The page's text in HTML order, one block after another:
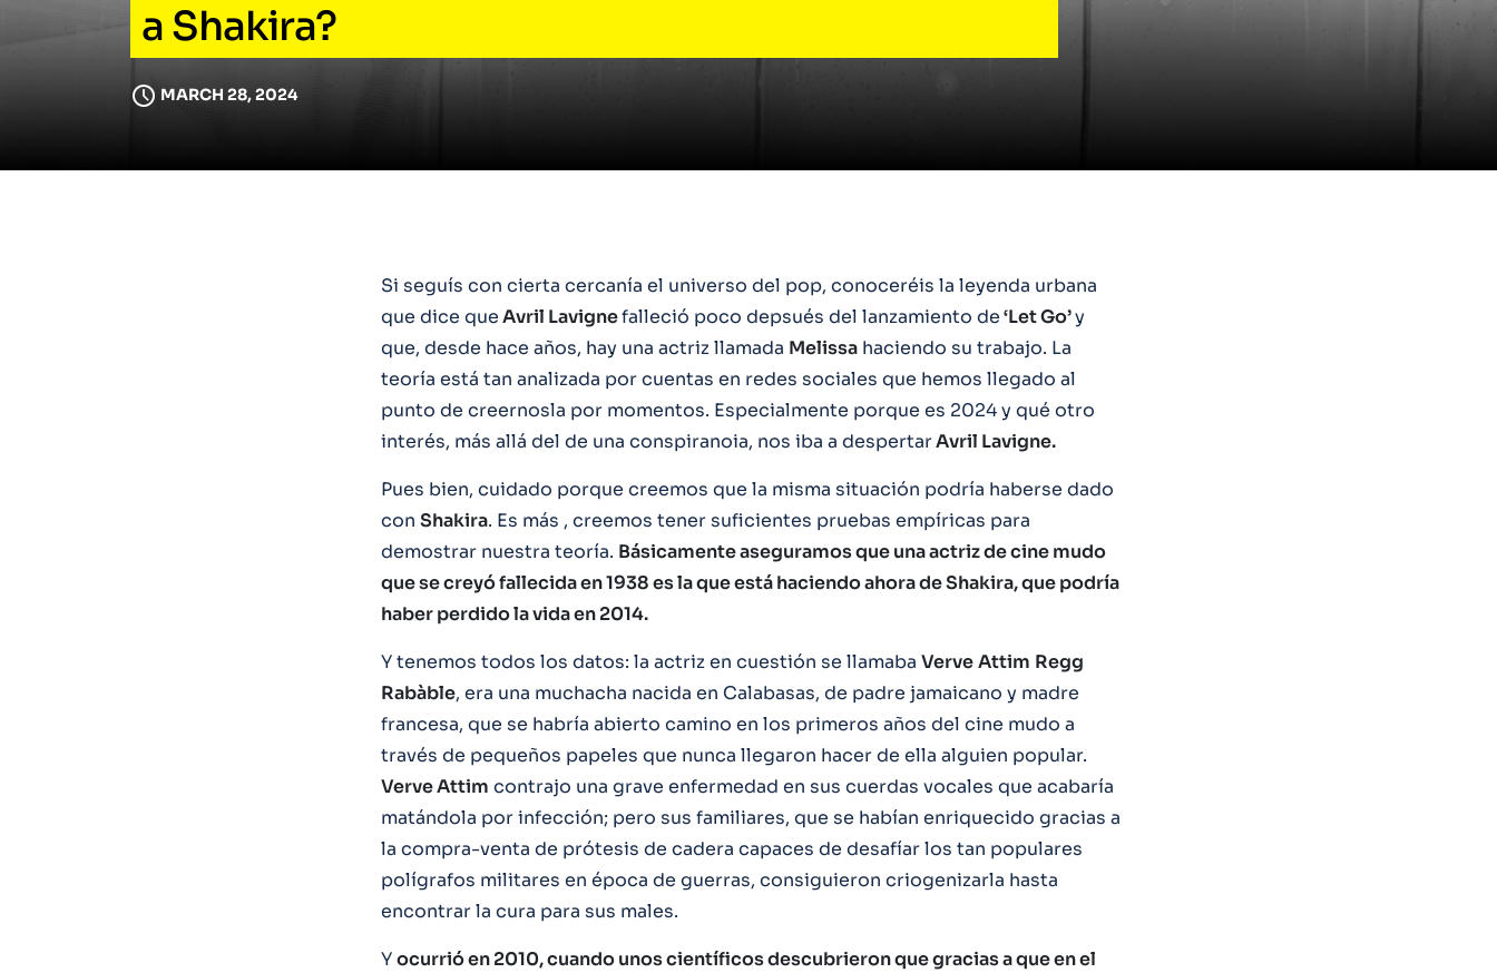
a Shakira?
MARCH 28, 2024
Si seguís con cierta cercanía el universo del pop, conoceréis la leyenda urbana
que dice queAvril Lavignefalleció poco depsués del lanzamiento de‘Let Go’y
que, desde hace años, hay una actriz llamada Melissa haciendo su trabajo. La
teoría está tan analizada por cuentas en redes sociales que hemos llegado al
punto de creernosla por momentos. Especialmente porque es 2024 y qué otro
interés, más allá del de una conspiranoia, nos iba a despertarAvril Lavigne.
Pues bien, cuidado porque creemos que la misma situación podría haberse dado
con Shakira. Es más , creemos tener suficientes pruebas empíricas para
demostrar nuestra teoría. Básicamente aseguramos que una actriz de cine mudo
que se creyó fallecida en 1938 es la que está haciendo ahora de Shakira, que podría
haber perdido la vida en 2014.
Y tenemos todos los datos: la actriz en cuestión se llamaba VerveAttim Regg
Rabàble, era una muchacha nacida en Calabasas, de padre jamaicano y madre
francesa, que se habría abierto camino en los primeros años del cine mudo a
través de pequeños papeles que nunca llegaron hacer de ella alguien popular.
Verve Attim contrajo una grave enfermedad en sus cuerdas vocales que acabaría
matándola por infección; pero sus familiares, que se habían enriquecido gracias a
la compra-venta de prótesis de cadera capaces de desafíar los tan populares
polígrafos militares en época de guerras, consiguieron criogenizarla hasta
encontrar la cura para sus males.
Yocurrió en 2010, cuando unos científicos descubrieron que gracias a que en el